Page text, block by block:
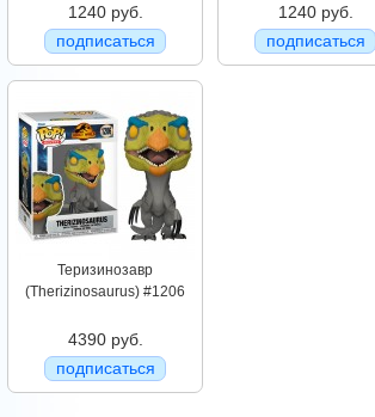
1240 руб.
подписаться
1240 руб.
подписаться
Теризинозавр
(Therizinosaurus) #1206
4390 руб.
подписаться